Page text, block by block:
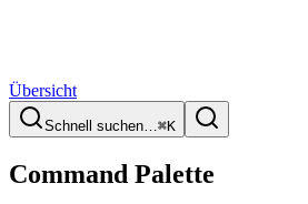
Übersicht
Schnell suchen…⌘K
Command Palette